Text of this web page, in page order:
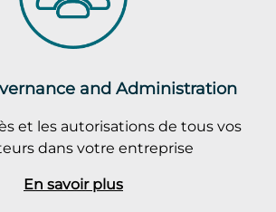
and Administration
et les autorisations de tous vos
dans votre entreprise
En savoir plus